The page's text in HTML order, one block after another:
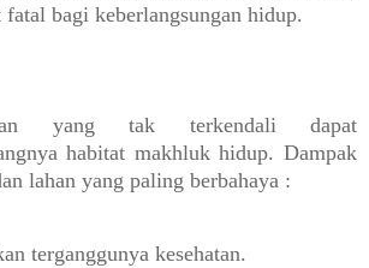
bagi keberlangsungan hidup.
yang tak terkendali dapat
habitat makhluk hidup. Dampak
lahan yang paling berbahaya :
terganggunya kesehatan.